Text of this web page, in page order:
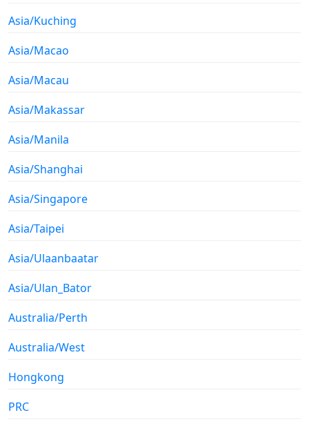
Asia/Kuching
Asia/Macao
Asia/Macau
Asia/Makassar
Asia/Manila
Asia/Shanghai
Asia/Singapore
Asia/Taipei
Asia/Ulaanbaatar
Asia/Ulan_Bator
Australia/Perth
Australia/West
Hongkong
PRC